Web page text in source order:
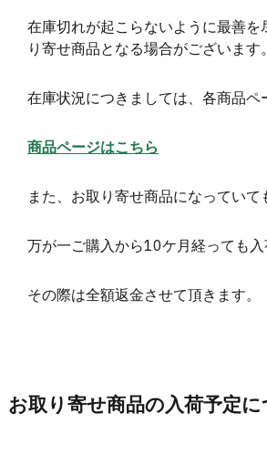
在庫切れが起こらないように最善
り寄せ商品となる場合がございます。
在庫状況につきましては、各商品ペ
商品ページはこちら
また、お取り寄せ商品になっていて
万が一ご購入から10ケ月経っても
その際は全額返金させて頂きます。
お取り寄せ商品の入荷予定に